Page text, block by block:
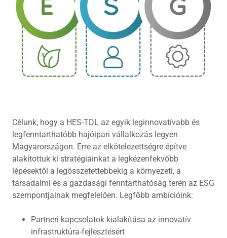
Célunk, hogy a HES-TDL az egyik leginnovatívabb és
legfenntarthatóbb hajóipari vállalkozás legyen
Magyarországon. Erre az elkötelezettségre építve
alakítottuk ki stratégiáinkat a legkézenfekvőbb
lépésektől a legösszetettebbekig a környezeti, a
társadalmi és a gazdasági fenntarthatóság terén az ESG
szempontjainak megfelelően. Legfőbb ambícióink:
Partneri kapcsolatok kialakítása az innovatív
infrastruktúra-fejlesztésért